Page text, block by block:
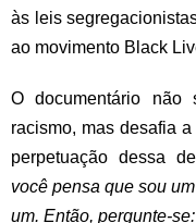
às leis
ao movimento Black
O documentário
racismo, mas desafia
perpetuação dessa
você pensa que sou
um. Então, pergunte-